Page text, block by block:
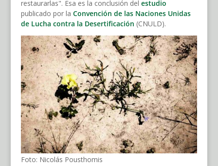
restaurarlas". Esa es la conclusión del estudio
publicado por la Convención de las Naciones Unidas
de Lucha contra la Desertificación (CNULD).
Foto: Nicolás Pousthomis